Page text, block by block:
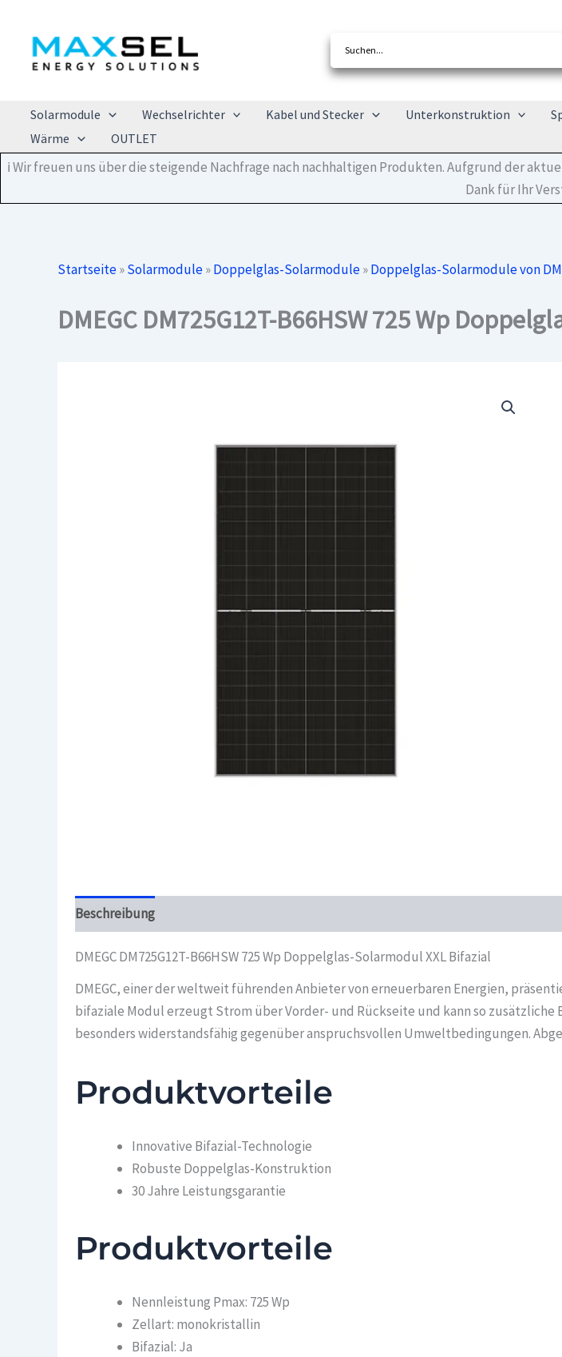
Inhalt
springen
Solarmodule Wechselrichter Kabel und Stecker Unterkonstruktion
Wärme
OUTLET
ℹ️ Wir freuen uns über die steigende Nachfrage nach nachhaltigen Produkten. Aufgrund der
Dank für Ihr
Startseite»Solarmodule»Doppelglas-Solarmodule»Doppelglas-Solarmodule von
DMEGC DM725G12T-B66HSW 725 Wp
Beschreibung
DMEGC DM725G12T-B66HSW 725 Wp Doppelglas-Solarmodul XXL Bifazial
DMEGC, einer der weltweit führenden Anbieter von erneuerbaren Energien,
bifaziale Modul erzeugt Strom über Vorder- und Rückseite und kann so
besonders widerstandsfähig gegenüber anspruchsvollen Umweltbedingungen.
Produktvorteile
Innovative Bifazial-Technologie
Robuste Doppelglas-Konstruktion
30 Jahre Leistungsgarantie
Produktvorteile
Nennleistung Pmax: 725 Wp
Zellart: monokristallin
Bifazial: Ja